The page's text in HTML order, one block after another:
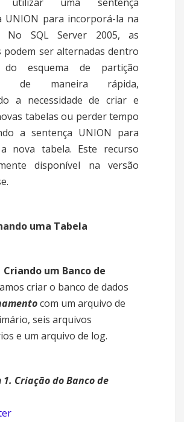
UNION para incorporá-la na
No SQL Server 2005, as
podem ser alternadas dentro
esquema de partição
de maneira rápida,
a necessidade de criar e
tabelas ou perder tempo
a sentença UNION para
nova tabela. Este recurso
disponível na versão
uma Tabela
Criando um Banco de
criar o banco de dados
com um arquivo de
seis arquivos
e um arquivo de log.
Criação do Banco de